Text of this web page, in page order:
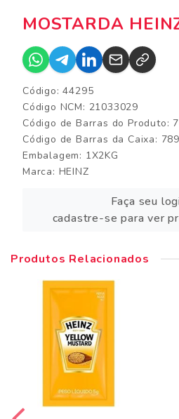
MOSTARDA
Código: 44295
Código NCM: 21033029
Código de Barras do Produto:
Código de Barras da Caixa:
Embalagem: 1X2KG
Marca: HEINZ
Faça seu
cadastre-se para ver
Produtos Relacionados